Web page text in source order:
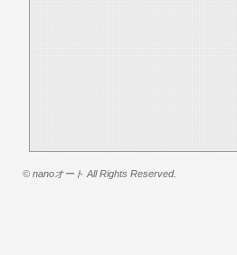
© nanoオート All Rights Reserved.